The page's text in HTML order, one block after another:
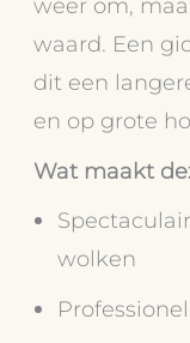
weer om,
waard. Een
dit een
en op grote
Wat maakt
wolken